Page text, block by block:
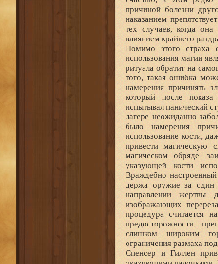
причиной болезни
наказанием
тех случаев, когда
влиянием крайнего
Помимо этого страха
использования магии
ритуала обратит на
того, такая ошибка
намерения причинять
который после
испытывал панический
лагере неожиданно
было намерения
использование кости,
привести магическую
магическом обряде,
указующей кости
Враждебно
держа оружие за один
направлении жертвы
изображающих
процедура считается
предосторожности,
слишком широким
ограничения размаха
Спенсер и Гиллен